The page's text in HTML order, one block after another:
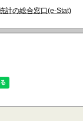
計の総合窓口(e-Stat)